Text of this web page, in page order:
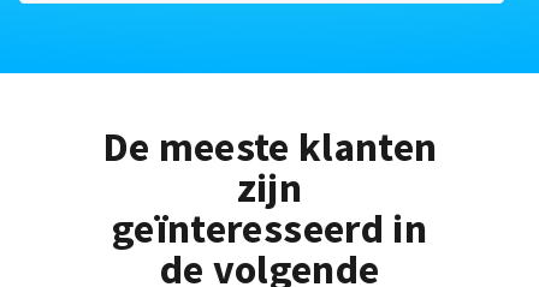
De meeste klanten
zijn
geïnteresseerd in
de volgende